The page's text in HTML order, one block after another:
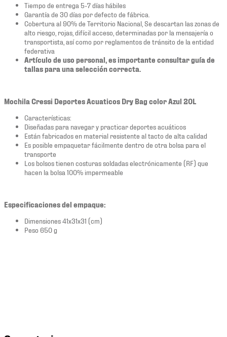
Tiempo de entrega 5-7 días hábiles
Garantía de 30 días por defecto de fábrica.
Cobertura al 90% de Territorio Nacional, Se descartan las zonas de
alto riesgo, rojas, difícil acceso, determinadas por la mensajería o
transportista, así como por reglamentos de tránsito de la entidad
federativa
Artículo de uso personal, es importante consultar guía de
tallas para una selección correcta.
Mochila Cressi Deportes Acuaticos Dry Bag color Azul 20L
Características:
Diseñadas para navegar y practicar deportes acuáticos
Están fabricados en material resistente al tacto de alta calidad
Es posible empaquetar fácilmente dentro de otra bolsa para el
transporte
Los bolsos tienen costuras soldadas electrónicamente (RF) que
hacen la bolsa 100% impermeable
Especificaciones del empaque:
Dimensiones 41x31x31 (cm)
Peso 650 g